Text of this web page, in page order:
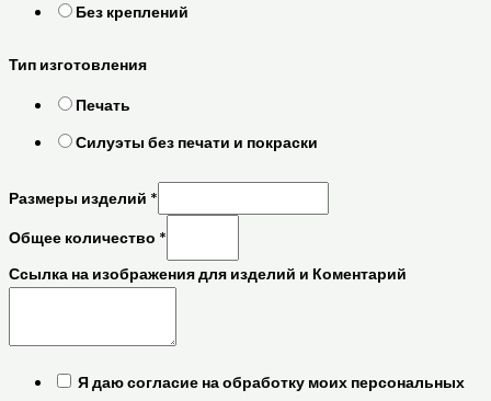
Без креплений
Тип изготовления
Печать
Силуэты без печати и покраски
Размеры изделий *
Общее количество *
Ссылка на изображения для изделий и Коментарий
Я даю согласие на обработку моих персональных